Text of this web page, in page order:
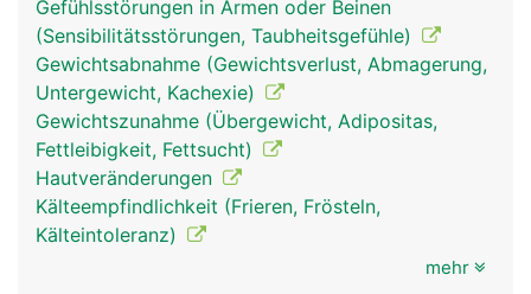
Gefühlsstörungen in Armen oder Beinen
(Sensibilitätsstörungen, Taubheitsgefühle)
Gewichtsabnahme (Gewichtsverlust, Abmagerung,
Untergewicht, Kachexie)
Gewichtszunahme (Übergewicht, Adipositas,
Fettleibigkeit, Fettsucht)
Hautveränderungen
Kälteempfindlichkeit (Frieren, Frösteln,
Kälteintoleranz)
mehr